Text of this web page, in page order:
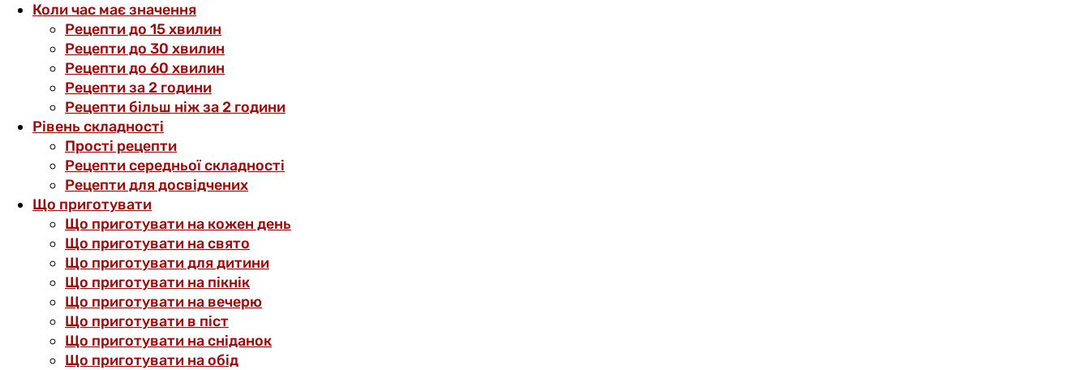
Коли час має значення
Рецепти до 15 хвилин
Рецепти до 30 хвилин
Рецепти до 60 хвилин
Рецепти за 2 години
Рецепти більш ніж за 2 години
Рівень складності
Прості рецепти
Рецепти середньої складності
Рецепти для досвідчених
Що приготувати
Що приготувати на кожен день
Що приготувати на свято
Що приготувати для дитини
Що приготувати на пікнік
Що приготувати на вечерю
Що приготувати в піст
Що приготувати на сніданок
Що приготувати на обід